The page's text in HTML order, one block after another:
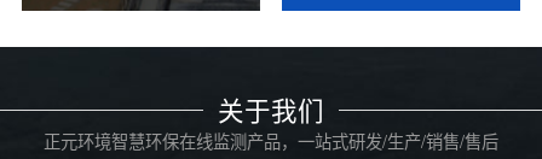
关于我们
正元环境智慧环保在线监测产品，一站式研发/生产/销售/售后